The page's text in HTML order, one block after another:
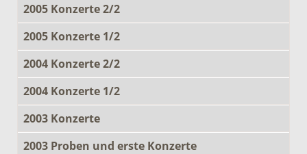
2005 Konzerte 2/2
2005 Konzerte 1/2
2004 Konzerte 2/2
2004 Konzerte 1/2
2003 Konzerte
2003 Proben und erste Konzerte